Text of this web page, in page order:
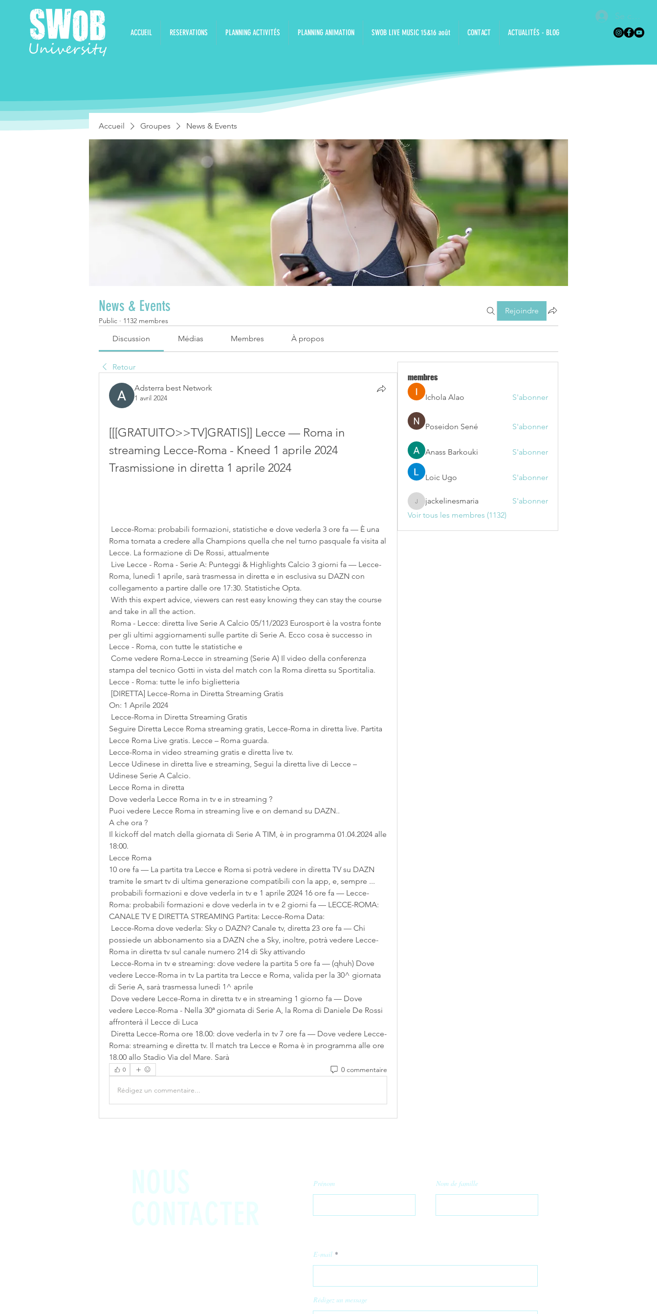
Se
ACCUEIL RESERVATIONS PLANNING ACTIVITÉS PLANNING ANIMATION SWOB LIVE MUSIC 15&16 août CONTACT ACTUALITÉS - BLOG
Accueil Groupes News & Events
News & Events
Public · 1132 membres
Rejoindre
Discussion Médias Membres À propos
Retour
Adsterra best Network
1 avril 2024
[[[GRATUITO>>TV]GRATIS]] Lecce — Roma in
streaming Lecce-Roma - Kneed 1 aprile 2024
Trasmissione in diretta 1 aprile 2024
Roma tornata a credere alla Champions quella che nel turno pasquale fa visita al
Lecce. La formazione di De Rossi, attualmente
Roma, lunedì 1 aprile, sarà trasmessa in diretta e in esclusiva su DAZN con
collegamento a partire dalle ore 17:30. Statistiche Opta.
and take in all the action.
per gli ultimi aggiornamenti sulle partite di Serie A. Ecco cosa è successo in
Lecce - Roma, con tutte le statistiche e
stampa del tecnico Gotti in vista del match con la Roma diretta su Sportitalia.
Lecce - Roma: tutte le info biglietteria
[DIRETTA] Lecce-Roma in Diretta Streaming Gratis
On: 1 Aprile 2024
Lecce-Roma in Diretta Streaming Gratis
Seguire Diretta Lecce Roma streaming gratis, Lecce-Roma in diretta live. Partita
Lecce Roma Live gratis. Lecce – Roma guarda.
Lecce-Roma in video streaming gratis e diretta live tv.
Lecce Udinese in diretta live e streaming, Segui la diretta live di Lecce –
Udinese Serie A Calcio.
Lecce Roma in diretta
Dove vederla Lecce Roma in tv e in streaming ?
Puoi vedere Lecce Roma in streaming live e on demand su DAZN..
A che ora ?
Il kickoff del match della giornata di Serie A TIM, è in programma 01.04.2024 alle
18:00.
Lecce Roma
10 ore fa — La partita tra Lecce e Roma si potrà vedere in diretta TV su DAZN
tramite le smart tv di ultima generazione compatibili con la app, e, sempre ...
Roma: probabili formazioni e dove vederla in tv e 2 giorni fa — LECCE-ROMA:
CANALE TV E DIRETTA STREAMING Partita: Lecce-Roma Data:
possiede un abbonamento sia a DAZN che a Sky, inoltre, potrà vedere Lecce-
Roma in diretta tv sul canale numero 214 di Sky attivando
vedere Lecce-Roma in tv La partita tra Lecce e Roma, valida per la 30^ giornata
di Serie A, sarà trasmessa lunedì 1^ aprile
vedere Lecce-Roma - Nella 30ª giornata di Serie A, la Roma di Daniele De Rossi
affronterà il Lecce di Luca
Roma: streaming e diretta tv. Il match tra Lecce e Roma è in programma alle ore
18.00 allo Stadio Via del Mare. Sarà
0 0 commentaire
Rédigez un commentaire...
membres
Ichola Alao S'abonner
Poseidon Sené S'abonner
Anass Barkouki S'abonner
Loic Ugo S'abonner
jackelinesmaria
jackelinesmaria
S'abonner
Voir tous les membres (1132)
Prénom Nom de famille
E-mail
Rédigez un message